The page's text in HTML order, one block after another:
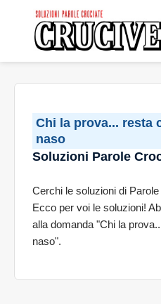
Chi la prova... resta
naso
Soluzioni Parole
Cerchi le soluzioni di
Ecco per voi le soluzioni!
alla domanda "Chi la
naso".